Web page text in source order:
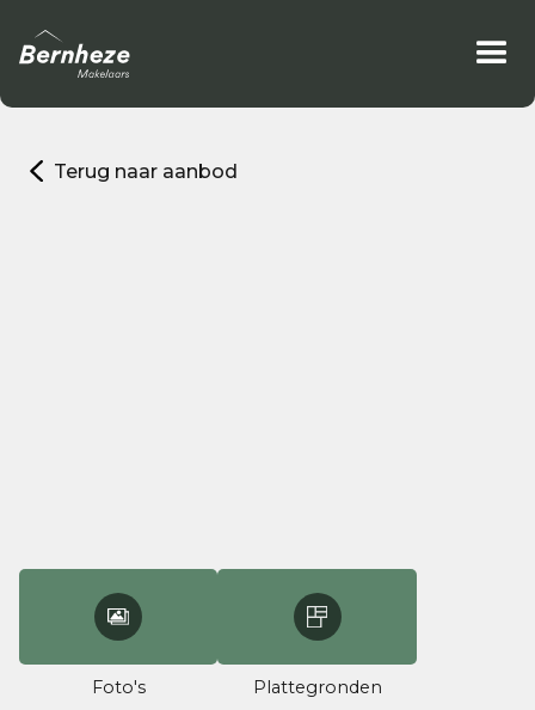
Terug naar aanbod
Foto's Plattegronden